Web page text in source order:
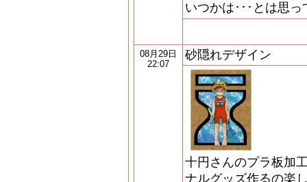
いつかは･･･とは思
08月29日
22:07
砂隠れデザイン
十円さんのプラ板加
ナルグッズ作るの楽